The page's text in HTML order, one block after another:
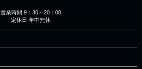
営業時間:9：30～20：00
定休日:年中無休